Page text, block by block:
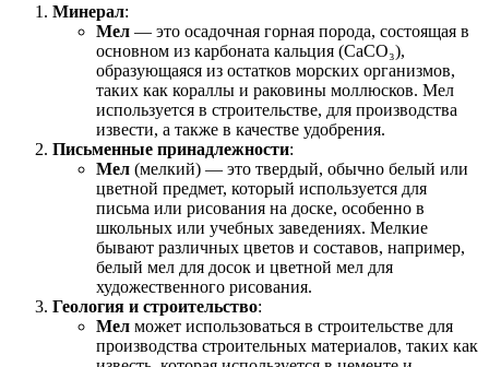
Минерал:
Мел — это осадочная горная порода, состоящая в
основном из карбоната кальция (CaCO₃),
образующаяся из остатков морских организмов,
таких как кораллы и раковины моллюсков. Мел
используется в строительстве, для производства
извести, а также в качестве удобрения.
Письменные принадлежности:
Мел (мелкий) — это твердый, обычно белый или
цветной предмет, который используется для
письма или рисования на доске, особенно в
школьных или учебных заведениях. Мелкие
бывают различных цветов и составов, например,
белый мел для досок и цветной мел для
художественного рисования.
Геология и строительство:
Мел может использоваться в строительстве для
производства строительных материалов, таких как